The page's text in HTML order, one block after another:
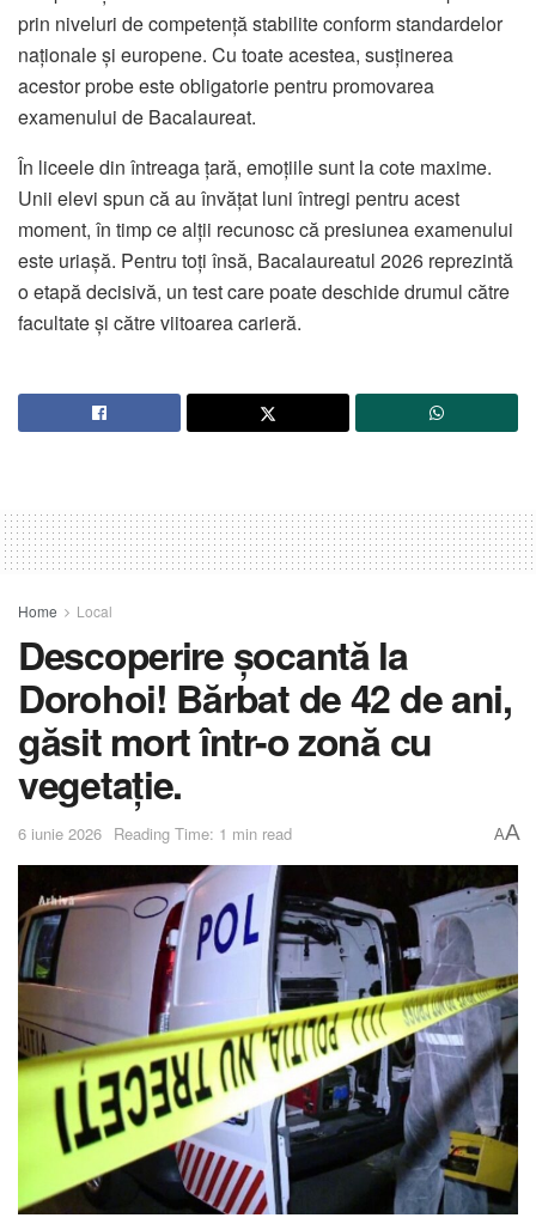
prin niveluri de competență stabilite conform standardelor
naționale și europene. Cu toate acestea, susținerea
acestor probe este obligatorie pentru promovarea
examenului de Bacalaureat.
În liceele din întreaga țară, emoțiile sunt la cote maxime.
Unii elevi spun că au învățat luni întregi pentru acest
moment, în timp ce alții recunosc că presiunea examenului
este uriașă. Pentru toți însă, Bacalaureatul 2026 reprezintă
o etapă decisivă, un test care poate deschide drumul către
facultate și către viitoarea carieră.
Home Local
Descoperire șocantă la
Dorohoi! Bărbat de 42 de ani,
găsit mort într-o zonă cu
vegetație.
6 iunie 2026 Reading Time: 1 min read AA